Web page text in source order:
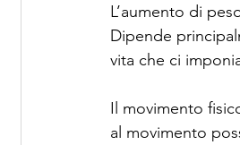
L’aumento di
Dipende
vita che ci
Il movimento
al movimento